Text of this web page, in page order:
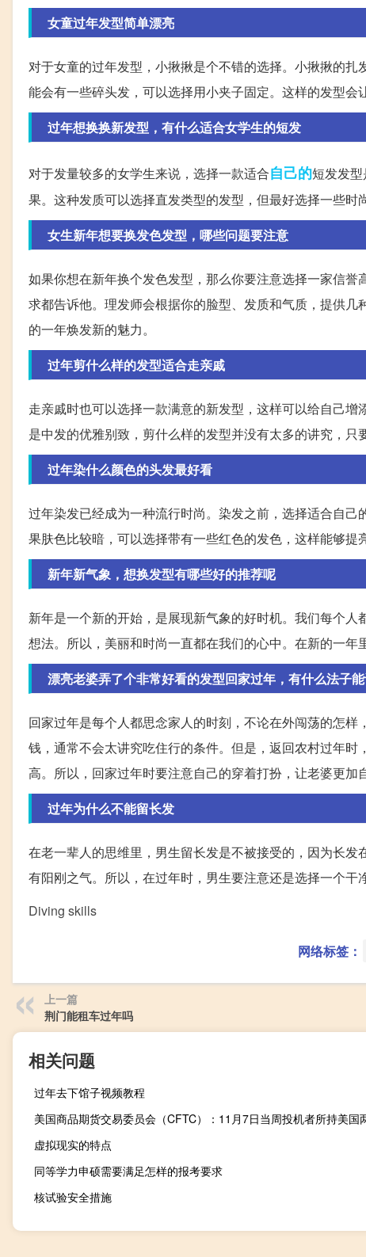
女童过年发型简单漂亮
对于女童的过年发型，小揪揪是个不错的选择。小揪揪的
能会有一些碎头发，可以选择用小夹子固定。这样的发型会
过年想换换新发型，有什么适合女学生的短发
对于发量较多的女学生来说，选择一款适合自己的短发发
果。这种发质可以选择直发类型的发型，但最好选择一些时
女生新年想要换发色发型，哪些问题要注意
如果你想在新年换个发色发型，那么你要注意选择一家信
求都告诉他。理发师会根据你的脸型、发质和气质，提供
的一年焕发新的魅力。
过年剪什么样的发型适合走亲戚
走亲戚时也可以选择一款满意的新发型，这样可以给自己
是中发的优雅别致，剪什么样的发型并没有太多的讲究，只
过年染什么颜色的头发最好看
过年染发已经成为一种流行时尚。染发之前，选择适合自
果肤色比较暗，可以选择带有一些红色的发色，这样能够提
新年新气象，想换发型有哪些好的推荐呢
新年是一个新的开始，是展现新气象的好时机。我们每个
想法。所以，美丽和时尚一直都在我们的心中。在新的一年
漂亮老婆弄了个非常好看的发型回家过年，有什么法子
回家过年是每个人都思念家人的时刻，不论在外闯荡的怎
钱，通常不会太讲究吃住行的条件。但是，返回农村过年
高。所以，回家过年时要注意自己的穿着打扮，让老婆更加
过年为什么不能留长发
在老一辈人的思维里，男生留长发是不被接受的，因为长
有阳刚之气。所以，在过年时，男生要注意还是选择一个干
Diving skills
网络标签：
上一篇
荆门能租车过年吗
相关问题
过年去下馆子视频教程
虚拟现实的特点
同等学力申硕需要满足怎样的报考要求
核试验安全措施